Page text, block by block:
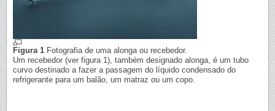
Figura 1 Fotografia de uma alonga ou recebedor.
Um recebedor (ver figura 1), também designado alonga, é um tubo
curvo destinado a fazer a passagem do líquido condensado do
refrigerante para um balão, um matraz ou um copo.